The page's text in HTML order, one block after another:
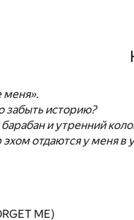
меня».
забыть историю?
и утренний
эхом отдаются у меня в
ME)